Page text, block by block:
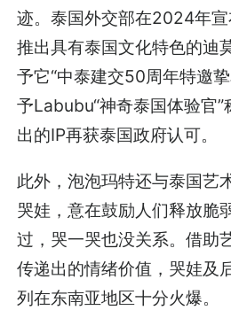
迹。泰国外交部在2024年宣
推出具有泰国文化特色的迪
予它“中泰建交50周年特邀
予Labubu“神奇泰国体验官
出的IP再获泰国政府认可。
此外，泡泡玛特还与泰国艺
哭娃，意在鼓励人们释放脆
过，哭一哭也没关系。借助
传递出的情绪价值，哭娃及
列在东南亚地区十分火爆。